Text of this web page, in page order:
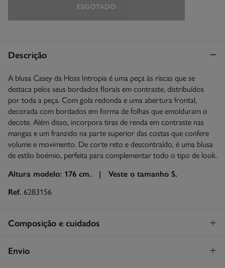
ESGOTADO
Descrição
A blusa Casey da Hoss Intropia é uma peça às riscas que se
destaca pelos seus bordados florais em contraste, distribuídos
por toda a peça. Com gola redonda e uma abertura frontal,
decorada com bordados em forma de folhas que emolduram o
decote. Além disso, incorpora tiras de renda em contraste nas
mangas e um franzido na parte superior das costas que confere
volume e movimento. De corte reto e descontraído, é uma blusa
de estilo boémio, perfeita para complementar todo o tipo de look.
Altura modelo: 176 cm. | Veste o tamanho S.
Ref. 6283156
Composição e cuidados
Composição
Envio